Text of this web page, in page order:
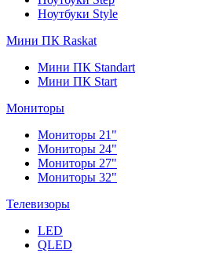
Ноутбуки Style
Мини ПК Raskat
Мини ПК Standart
Мини ПК Start
Мониторы
Мониторы 21"
Мониторы 24"
Мониторы 27"
Мониторы 32"
Телевизоры
LED
QLED